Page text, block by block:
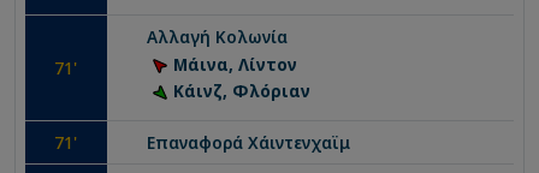
71 '
Αλλαγή Κολωνία
Μάινα, Λίντον
Κάινζ, Φλόριαν
71 ' Επαναφορά Χάιντενχαϊμ